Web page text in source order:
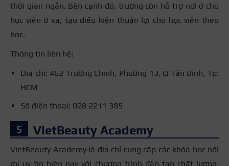
thời gian ngắn. Bên cạnh đó, trường còn hỗ trợ nơi ở cho
học viên ở xa, tạo điều kiện thuận lợi cho học viên theo
học.
Thông tin liên hệ:
Địa chỉ: 462 Trường Chinh, Phường 13, Q Tân Bình, Tp:
HCM
Số điện thoại: 028 2211 385
VietBeauty Academy
VietBeauty Academy là địa chỉ cung cấp các khóa học nối
mi uy tín hiện nay với chương trình đào tạo chất lượng.